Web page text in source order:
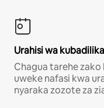
Urahisi wa
Chagua tarehe zako
uweke nafasi kwa
nyaraka zozote za